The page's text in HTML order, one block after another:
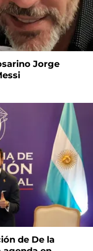
Jorge
de De la